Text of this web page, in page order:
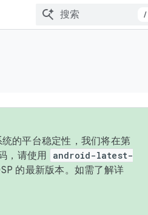
/
的平台稳定性，我们将在第
，请使用
android-latest-
的最新版本。如需了解详